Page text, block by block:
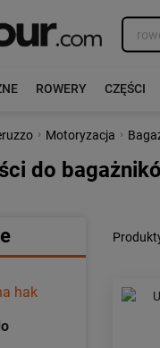
ROWERY CZĘŚCI
› Motoryzacja ›
do
hak